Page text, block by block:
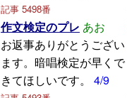
記事 5498番
作文検定のプレ あお
お返事ありがとうござい
ます。暗唱検定が早くで
きてほしいです。
4/9